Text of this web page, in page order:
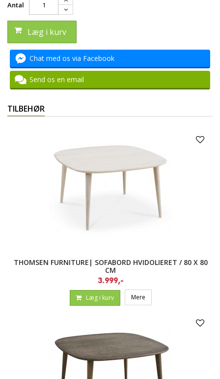
Antal
Læg i kurv
Chat med os via Facebook
Send os en email
TILBEHØR
THOMSEN FURNITURE| SOFABORD HVIDOLIERET / 80 X 80
CM
3.999,-
Læg i kurv Mere